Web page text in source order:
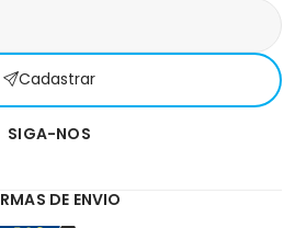
Cadastrar
SIGA-NOS
DE ENVIO